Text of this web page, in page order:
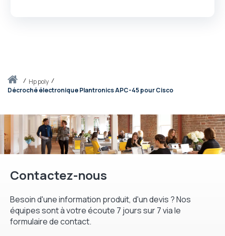
Accueilhp poly
Décroché électronique Plantronics APC-45 pour Cisco
Contactez-nous
Besoin d'une information produit, d'un devis ? Nos
équipes sont à votre écoute 7 jours sur 7 via le
formulaire de contact.